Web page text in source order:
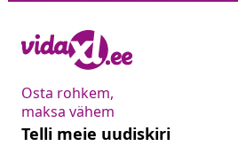
Osta rohkem,
maksa vähem
Telli meie uudiskiri